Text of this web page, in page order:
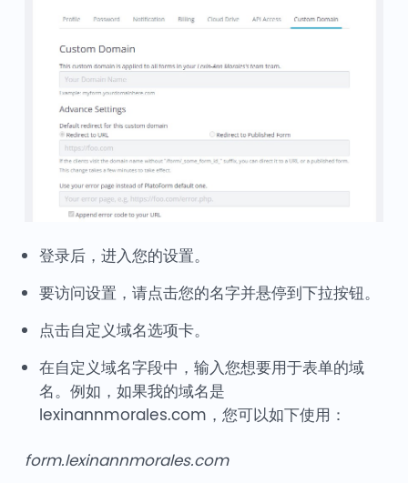
登录后，进入您的设置。
要访问设置，请点击您的名字并悬停到下拉按钮。
点击自定义域名选项卡。
在自定义域名字段中，输入您想要用于表单的域
名。例如，如果我的域名是
lexinannmorales.com，您可以如下使用：
form.lexinannmorales.com